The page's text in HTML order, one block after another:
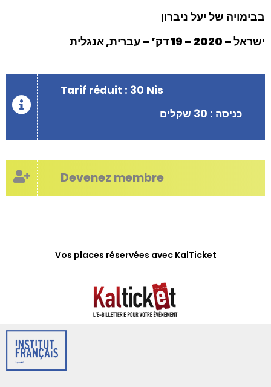
בבימויה של יעל ניברון
ישראל – 2020 – 19 דק’ – עברית, אנגלית
Tarif réduit : 30 Nis
כניסה : 30 שקלים
Devenez membre
Vos places réservées avec KalTicket